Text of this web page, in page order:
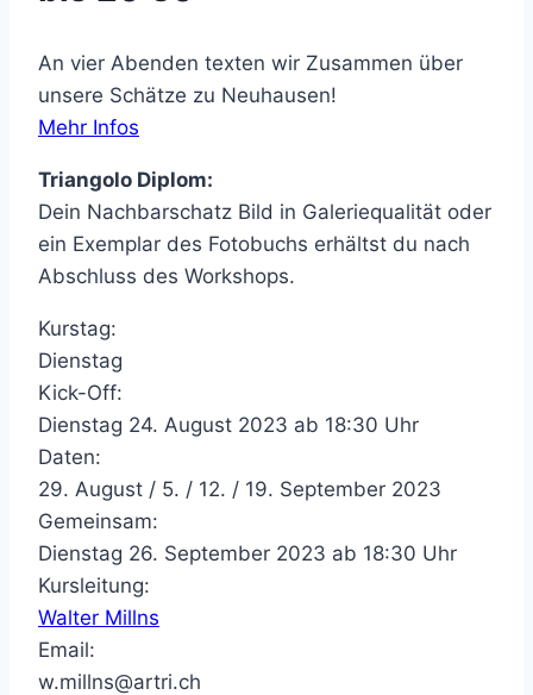
An vier Abenden texten wir Zusammen über
unsere Schätze zu Neuhausen!
Mehr Infos
Triangolo Diplom:
Dein Nachbarschatz Bild in Galeriequalität oder
ein Exemplar des Fotobuchs erhältst du nach
Abschluss des Workshops.
Kurstag:
Dienstag
Kick-Off:
Dienstag 24. August 2023 ab 18:30 Uhr
Daten:
29. August / 5. / 12. / 19. September 2023
Gemeinsam:
Dienstag 26. September 2023 ab 18:30 Uhr
Kursleitung:
Walter Millns
Email:
w.millns@artri.ch